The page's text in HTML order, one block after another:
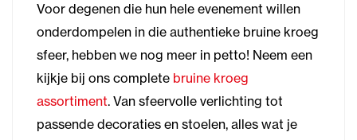
Voor degenen die hun hele evenement willen
onderdompelen in die authentieke bruine kroeg
sfeer, hebben we nog meer in petto! Neem een
kijkje bij ons complete bruine kroeg
assortiment. Van sfeervolle verlichting tot
passende decoraties en stoelen, alles wat je